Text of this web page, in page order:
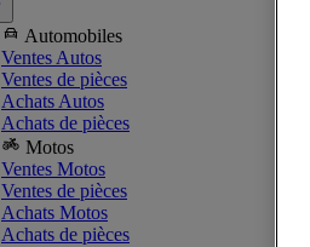
Automobiles
Ventes Autos
Ventes de pièces
Achats Autos
Achats de pièces
Motos
Ventes Motos
Ventes de pièces
Achats Motos
Achats de pièces